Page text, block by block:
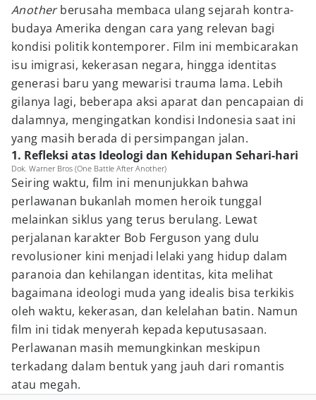
Anotherberusaha membaca ulang sejarah kontra-
budaya Amerika dengan cara yang relevan bagi
kondisi politik kontemporer. Film ini membicarakan
isu imigrasi, kekerasan negara, hingga identitas
generasi baru yang mewarisi trauma lama. Lebih
gilanya lagi, beberapa aksi aparat dan pencapaian di
dalamnya, mengingatkan kondisi Indonesia saat ini
yang masih berada di persimpangan jalan.
1. Refleksi atas Ideologi dan Kehidupan Sehari-hari
Dok. Warner Bros (One Battle After Another)
Seiring waktu, film ini menunjukkan bahwa
perlawanan bukanlah momen heroik tunggal
melainkan siklus yang terus berulang. Lewat
perjalanan karakter Bob Ferguson yang dulu
revolusioner kini menjadi lelaki yang hidup dalam
paranoia dan kehilangan identitas, kita melihat
bagaimana ideologi muda yang idealis bisa terkikis
oleh waktu, kekerasan, dan kelelahan batin. Namun
film ini tidak menyerah kepada keputusasaan.
Perlawanan masih memungkinkan meskipun
terkadang dalam bentuk yang jauh dari romantis
atau megah.